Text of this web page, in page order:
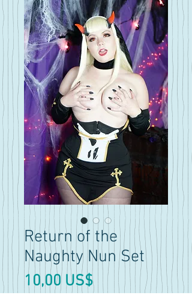
Return of the
Naughty Nun Set
10,00 US$Precio